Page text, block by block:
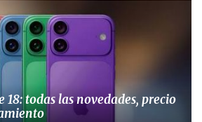
18: todas las novedades, precio